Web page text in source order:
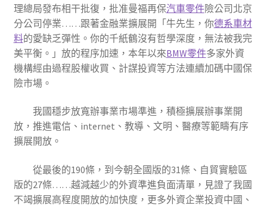
理總局發布相干批復，批准曼福再保汽車零件險公司北京
分公司停業……跟著金融業擴展開「牛先生，你德系車材
料的愛缺乏彈性。你的千紙鶴沒有哲學深度，無法被我完
美平衡。」放的程序加速，本年以來BMW零件多家外資
機構經由過程股權收買、計謀投資等方法連續加碼中國保
險市場。
我國穩步放寬辦事業市場準進，積極擴展辦事業開
放，推進電信、internet、教導、文明、醫療等範疇有序
擴展開放。
從最後的190條，到今朝全國版的31條、自貿實驗區
版的27條……越減越少的外資準進負面清單，見證了我國
不竭擴展高程度開放的加快度，更多外資企業投資中國、